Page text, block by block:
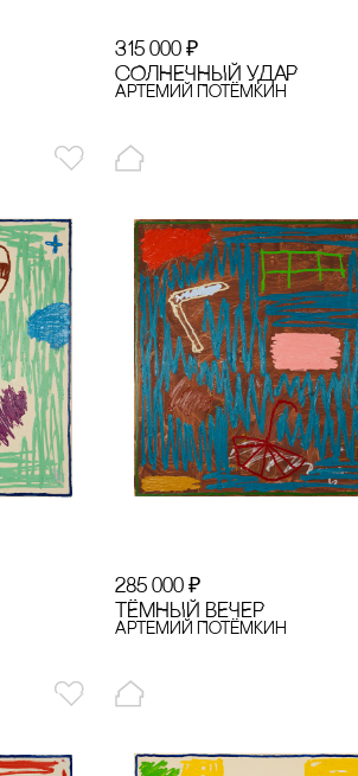
315 000₽
сОЛНЕЧНЫЙ УДАР
Артемий Потёмкин
285 000₽
ТЁМНЫЙ ВЕЧЕР
Артемий Потёмкин